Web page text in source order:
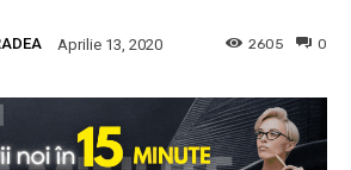
Aprilie 13, 2020 0
2605